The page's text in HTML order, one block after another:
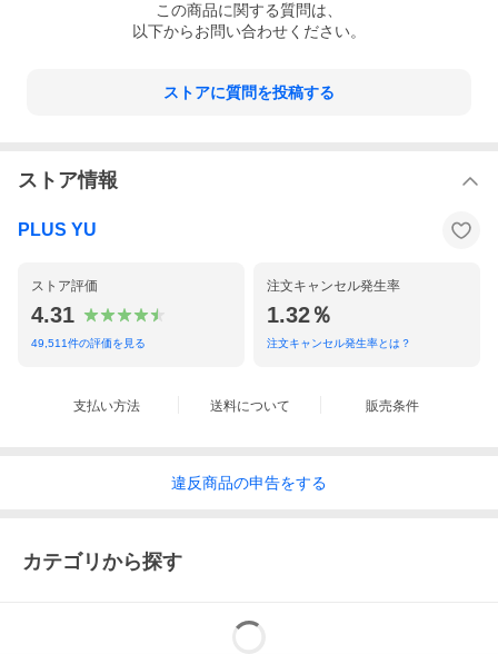
電気用品安全法(付属品等)
対象同梱品ありUSB電源アダプターPD-E1
この商品に関する質問は、
以下からお問い合わせください。
ストアに質問を投稿する
ストア情報
PLUS YU
ストア評価
4.31
49,511件の評価を見る
注文キャンセル発生率
1.32％
注文キャンセル発生率とは？
支払い方法 送料について 販売条件
違反商品の申告をする
カテゴリから探す